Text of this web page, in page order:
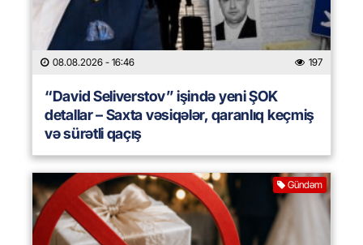
08.08.2026 - 16:46 197
“David Seliverstov” işində yeni ŞOK
detallar – Saxta vəsiqələr, qaranlıq keçmiş
və sürətli qaçış
Gündəm